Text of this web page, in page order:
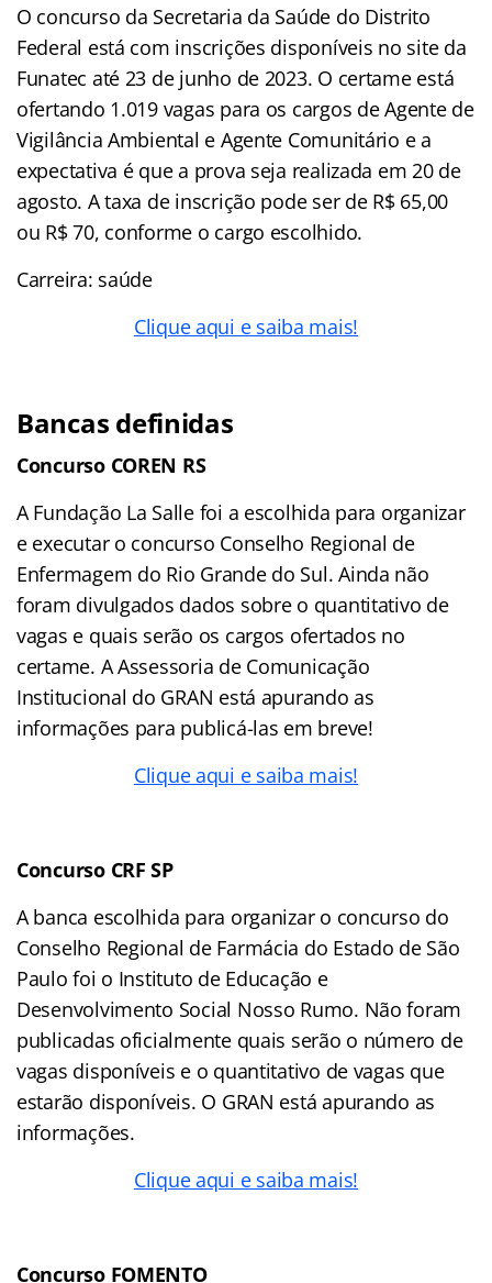
O concurso da Secretaria da Saúde do Distrito
Federal está com inscrições disponíveis no site da
Funatec até 23 de junho de 2023. O certame está
ofertando 1.019 vagas para os cargos de Agente de
Vigilância Ambiental e Agente Comunitário e a
expectativa é que a prova seja realizada em 20 de
agosto. A taxa de inscrição pode ser de R$ 65,00
ou R$ 70, conforme o cargo escolhido.
Carreira: saúde
Clique aqui e saiba mais!
Bancas definidas
Concurso COREN RS
A Fundação La Salle foi a escolhida para organizar
e executar o concurso Conselho Regional de
Enfermagem do Rio Grande do Sul. Ainda não
foram divulgados dados sobre o quantitativo de
vagas e quais serão os cargos ofertados no
certame. A Assessoria de Comunicação
Institucional do GRAN está apurando as
informações para publicá-las em breve!
Clique aqui e saiba mais!
Concurso CRF SP
A banca escolhida para organizar o concurso do
Conselho Regional de Farmácia do Estado de São
Paulo foi o Instituto de Educação e
Desenvolvimento Social Nosso Rumo. Não foram
publicadas oficialmente quais serão o número de
vagas disponíveis e o quantitativo de vagas que
estarão disponíveis. O GRAN está apurando as
informações.
Clique aqui e saiba mais!
Concurso FOMENTO